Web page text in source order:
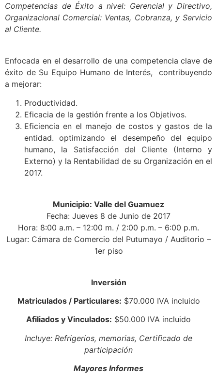
Competencias de Éxito a nivel: Gerencial y Directivo,
Organizacional Comercial: Ventas, Cobranza, y Servicio
al Cliente.
Enfocada en el desarrollo de una competencia clave de
éxito de Su Equipo Humano de Interés, contribuyendo
a mejorar:
Productividad.
Eficacia de la gestión frente a los Objetivos.
Eficiencia en el manejo de costos y gastos de la
entidad. optimizando el desempeño del equipo
humano, la Satisfacción del Cliente (Interno y
Externo) y la Rentabilidad de su Organización en el
2017.
Municipio: Valle del Guamuez
Fecha: Jueves 8 de Junio de 2017
Hora: 8:00 a.m. – 12:00 m. / 2:00 p.m. – 6:00 p.m.
Lugar: Cámara de Comercio del Putumayo / Auditorio –
1er piso
Inversión
Matriculados / Particulares: $70.000 IVA incluido
Afiliados y Vinculados: $50.000 IVA incluido
Incluye: Refrigerios, memorias, Certificado de
participación
Mayores Informes